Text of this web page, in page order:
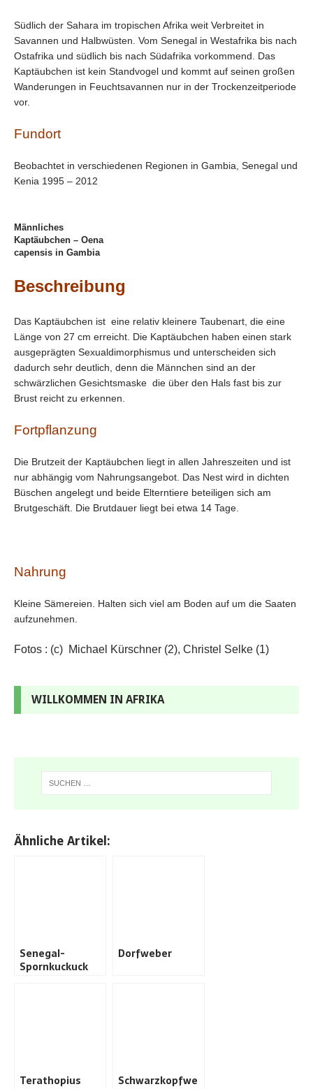
Südlich der Sahara im tropischen Afrika weit Verbreitet in
Savannen und Halbwüsten. Vom Senegal in Westafrika bis nach
Ostafrika und südlich bis nach Südafrika vorkommend. Das
Kaptäubchen ist kein Standvogel und kommt auf seinen großen
Wanderungen in Feuchtsavannen nur in der Trockenzeitperiode
vor.
Fundort
Beobachtet in verschiedenen Regionen in Gambia, Senegal und
Kenia 1995 – 2012
Männliches
Kaptäubchen – Oena
capensis in Gambia
Beschreibung
Das Kaptäubchen ist eine relativ kleinere Taubenart, die eine
Länge von 27 cm erreicht. Die Kaptäubchen haben einen stark
ausgeprägten Sexualdimorphismus und unterscheiden sich
dadurch sehr deutlich, denn die Männchen sind an der
schwärzlichen Gesichtsmaske die über den Hals fast bis zur
Brust reicht zu erkennen.
Fortpflanzung
Die Brutzeit der Kaptäubchen liegt in allen Jahreszeiten und ist
nur abhängig vom Nahrungsangebot. Das Nest wird in dichten
Büschen angelegt und beide Elterntiere beteiligen sich am
Brutgeschäft. Die Brutdauer liegt bei etwa 14 Tage.
Nahrung
Kleine Sämereien. Halten sich viel am Boden auf um die Saaten
aufzunehmen.
Fotos : (c) Michael Kürschner (2), Christel Selke (1)
WILLKOMMEN IN AFRIKA
Ähnliche Artikel:
Senegal-
Spornkuckuck
Dorfweber
Terathopius
Schwarzkopfwe